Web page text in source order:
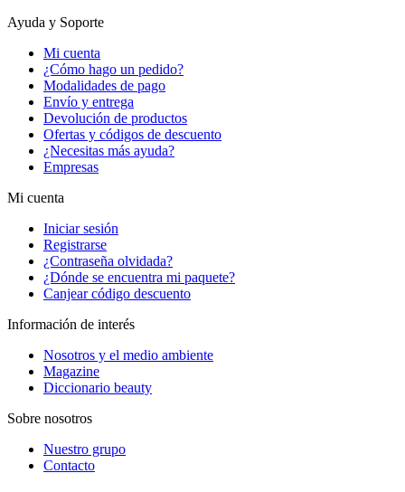
Ayuda y Soporte
Mi cuenta
¿Cómo hago un pedido?
Modalidades de pago
Envío y entrega
Devolución de productos
Ofertas y códigos de descuento
¿Necesitas más ayuda?
Empresas
Mi cuenta
Iniciar sesión
Registrarse
¿Contraseña olvidada?
¿Dónde se encuentra mi paquete?
Canjear código descuento
Información de interés
Nosotros y el medio ambiente
Magazine
Diccionario beauty
Sobre nosotros
Nuestro grupo
Contacto